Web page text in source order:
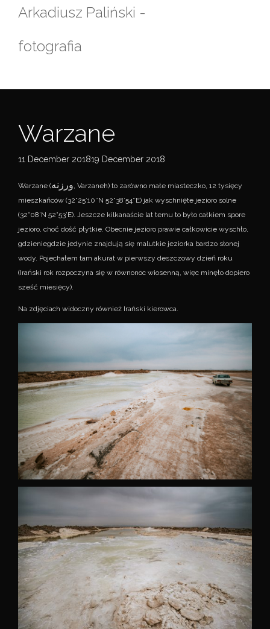
Arkadiusz Paliński -
fotografia
Warzane
11 December 201819 December 2018
Warzane (ورزنه, Varzaneh) to zarówno małe miasteczko, 12 tysięcy
mieszkańców (32°25’10″N 52°38’54″E) jak wyschnięte jezioro solne
(32°08’N 52°53’E). Jeszcze kilkanaście lat temu to było całkiem spore
jezioro, choć dość płytkie. Obecnie jezioro prawie całkowicie wyschło,
gdzieniegdzie jedynie znajdują się malutkie jeziorka bardzo słonej
wody. Pojechałem tam akurat w pierwszy deszczowy dzień roku
(Irański rok rozpoczyna się w równonoc wiosenną, więc minęło dopiero
sześć miesięcy).
Na zdjęciach widoczny również Irański kierowca.